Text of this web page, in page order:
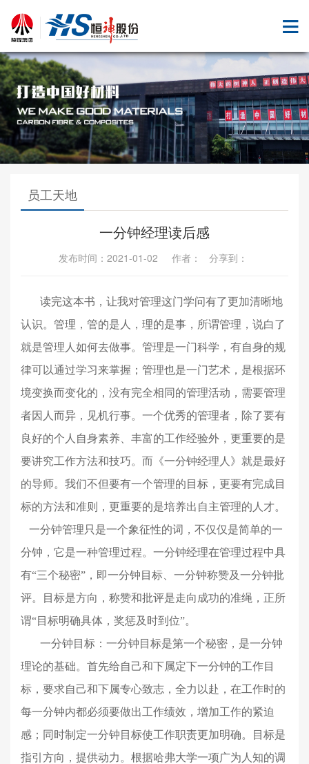
员工天地
一分钟经理读后感
发布时间：2021-01-02 作者： 分享到：
读完这本书，让我对管理这门学问有了更加清晰地
认识。管理，管的是人，理的是事，所谓管理，说白了
就是管理人如何去做事。管理是一门科学，有自身的规
律可以通过学习来掌握；管理也是一门艺术，是根据环
境变换而变化的，没有完全相同的管理活动，需要管理
者因人而异，见机行事。一个优秀的管理者，除了要有
良好的个人自身素养、丰富的工作经验外，更重要的是
要讲究工作方法和技巧。而《一分钟经理人》就是最好
的导师。我们不但要有一个管理的目标，更要有完成目
标的方法和准则，更重要的是培养出自主管理的人才。
一分钟管理只是一个象征性的词，不仅仅是简单的一
分钟，它是一种管理过程。一分钟经理在管理过程中具
有“三个秘密”，即一分钟目标、一分钟称赞及一分钟批
评。目标是方向，称赞和批评是走向成功的准绳，正所
谓“目标明确具体，奖惩及时到位”。
一分钟目标：一分钟目标是第一个秘密，是一分钟
理论的基础。首先给自己和下属定下一分钟的工作目
标，要求自己和下属专心致志，全力以赴，在工作时的
每一分钟内都必须要做出工作绩效，增加工作的紧迫
感；同时制定一分钟目标使工作职责更加明确。目标是
指引方向，提供动力。根据哈弗大学一项广为人知的调